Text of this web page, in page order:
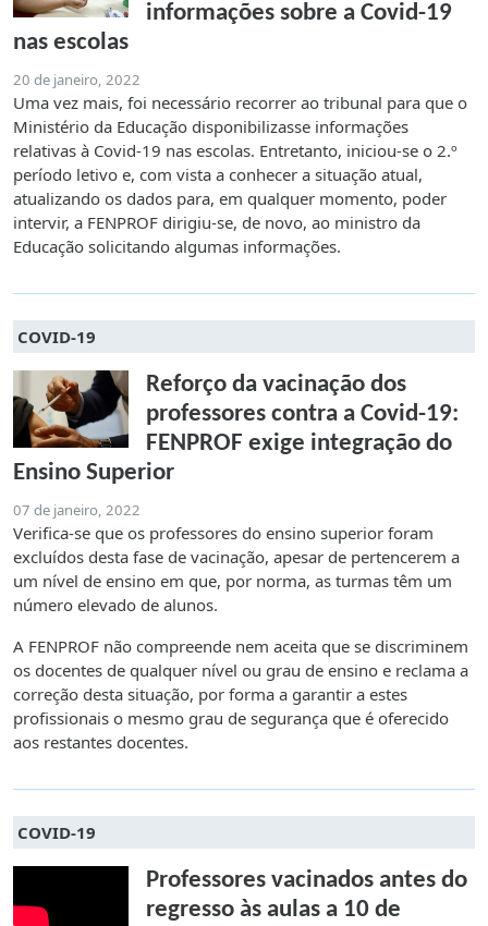
informações sobre a Covid-19
nas escolas
20 de janeiro, 2022
Uma vez mais, foi necessário recorrer ao tribunal para que o
Ministério da Educação disponibilizasse informações
relativas à Covid-19 nas escolas. Entretanto, iniciou-se o 2.º
período letivo e, com vista a conhecer a situação atual,
atualizando os dados para, em qualquer momento, poder
intervir, a FENPROF dirigiu-se, de novo, ao ministro da
Educação solicitando algumas informações.
COVID-19
Reforço da vacinação dos
professores contra a Covid-19:
FENPROF exige integração do
Ensino Superior
07 de janeiro, 2022
Verifica-se que os professores do ensino superior foram
excluídos desta fase de vacinação, apesar de pertencerem a
um nível de ensino em que, por norma, as turmas têm um
número elevado de alunos.
A FENPROF não compreende nem aceita que se discriminem
os docentes de qualquer nível ou grau de ensino e reclama a
correção desta situação, por forma a garantir a estes
profissionais o mesmo grau de segurança que é oferecido
aos restantes docentes.
COVID-19
Professores vacinados antes do
regresso às aulas a 10 de